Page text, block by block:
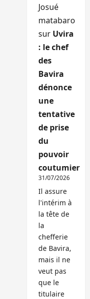
Josué
matabaro
sur Uvira
: le chef
des
Bavira
dénonce
une
tentative
de prise
du
pouvoir
coutumier
31/07/2026
Il assure
l'intérim à
la tête de
la
chefferie
de Bavira,
mais il ne
veut pas
que le
titulaire